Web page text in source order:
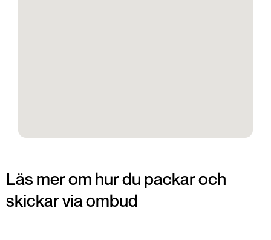
Läs mer om hur du packar och
skickar via ombud